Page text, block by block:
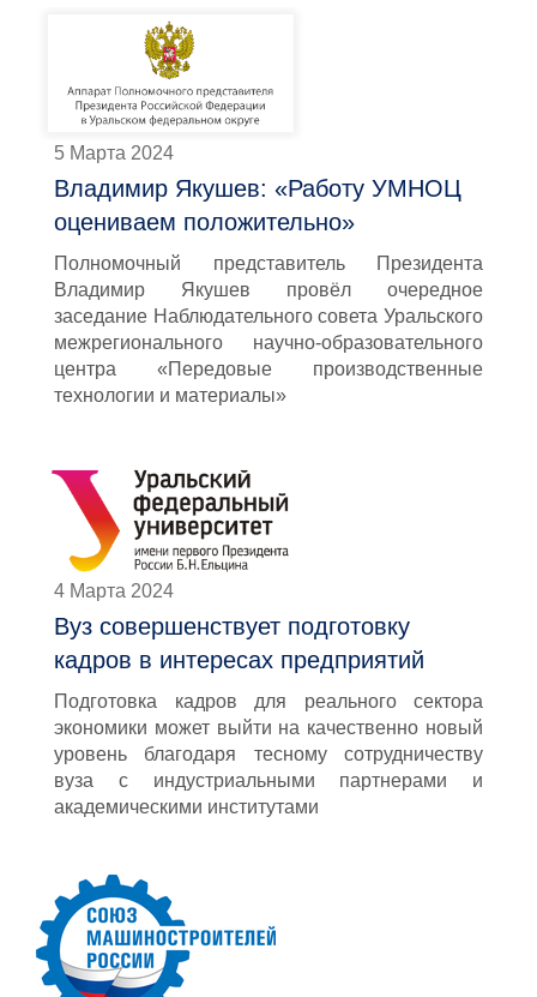
5 Марта 2024
Владимир Якушев: «Работу УМНОЦ
оцениваем положительно»
Полномочный представитель Президента
Владимир Якушев провёл очередное
заседание Наблюдательного совета Уральского
межрегионального научно-образовательного
центра «Передовые производственные
технологии и материалы»
4 Марта 2024
Вуз совершенствует подготовку
кадров в интересах предприятий
Подготовка кадров для реального сектора
экономики может выйти на качественно новый
уровень благодаря тесному сотрудничеству
вуза с индустриальными партнерами и
академическими институтами